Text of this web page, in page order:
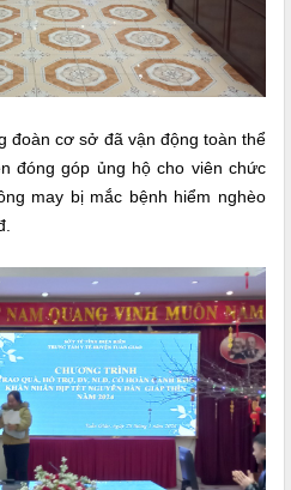
cơ sở đã vận động toàn thể
đóng góp ủng hộ cho viên chức
may bị mắc bệnh hiểm nghèo